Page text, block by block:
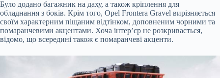
Було додано багажник на даху, а також кріплення для
обладнання з боків. Крім того, Opel Frontera Gravel вирізняється
своїм характерним піщаним відтінком, доповненим чорними та
помаранчевими акцентами. Хоча інтер’єр не розкривається,
відомо, що всередині також є помаранчеві акценти.